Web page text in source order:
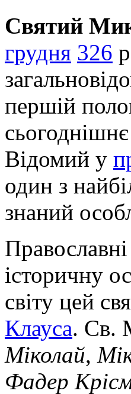
Святий
грудня 326
першій
сьогоднішнє
Відомий у
один з
знаний
історичну
світу цей
Клауса. Св.
Міколай,
Фадер